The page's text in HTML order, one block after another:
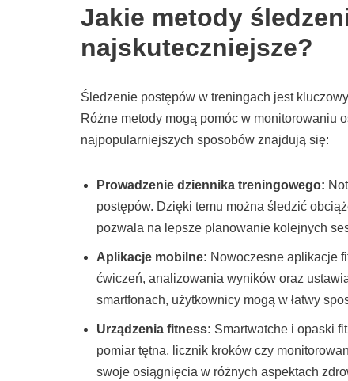
Jakie metody
najskuteczniejsze?
Śledzenie postępów w treningach jest
Różne metody mogą pomóc w monitorowaniu
najpopularniejszych sposobów znajdują się:
Prowadzenie dziennika treningowego:
postępów. Dzięki temu można śledzić
pozwala na lepsze planowanie kolejnych
Aplikacje mobilne: Nowoczesne aplikacje
ćwiczeń, analizowania wyników oraz
smartfonach, użytkownicy mogą w łatwy
Urządzenia fitness: Smartwatche i opaski
pomiar tętna, licznik kroków czy
swoje osiągnięcia w różnych aspektach